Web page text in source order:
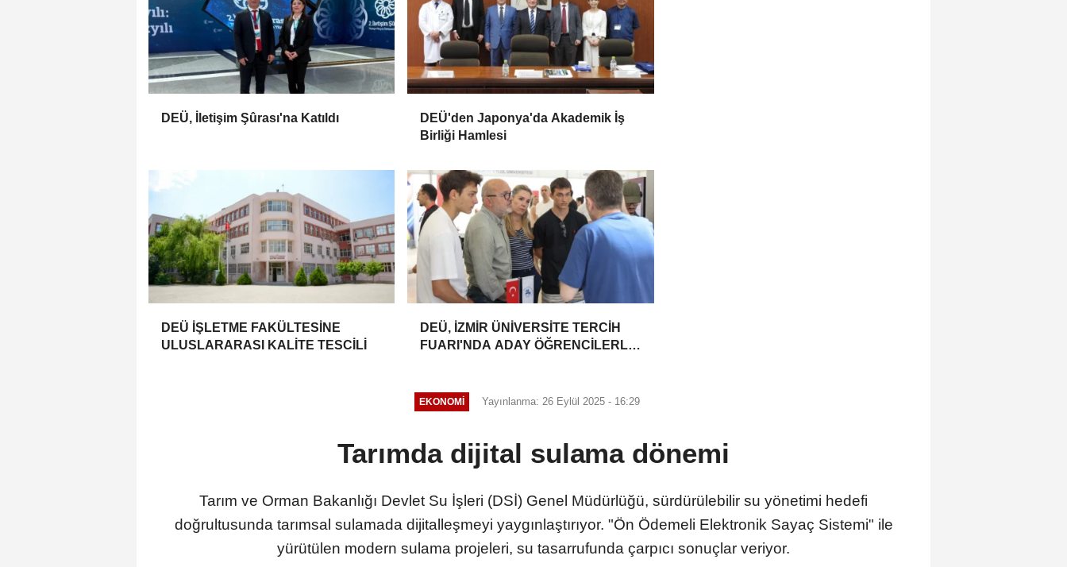
DEÜ, İletişim Şûrası'na Katıldı
DEÜ'den Japonya'da Akademik İş
Birliği Hamlesi
DEÜ İŞLETME FAKÜLTESİNE
ULUSLARARASI KALİTE TESCİLİ
DEÜ, İZMİR ÜNİVERSİTE TERCİH
FUARI'NDA ADAY ÖĞRENCİLERLE
EKONOMİ Yayınlanma: 26 Eylül 2025 - 16:29
Tarımda dijital sulama dönemi
Tarım ve Orman Bakanlığı Devlet Su İşleri (DSİ) Genel Müdürlüğü, sürdürülebilir su yönetimi hedefi
doğrultusunda tarımsal sulamada dijitalleşmeyi yaygınlaştırıyor. "Ön Ödemeli Elektronik Sayaç Sistemi" ile
yürütülen modern sulama projeleri, su tasarrufunda çarpıcı sonuçlar veriyor.